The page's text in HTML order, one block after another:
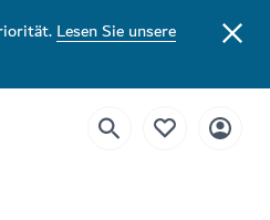
Lesen Sie unsere